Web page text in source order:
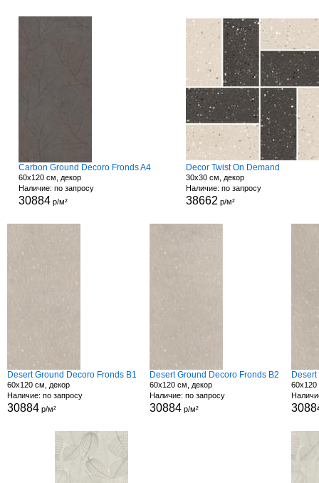
Carbon Ground Decoro Fronds A4
60x120 см, декор
Наличие: по запросу
30884 р/м²
Decor Twist On Demand
30x30 см, декор
Наличие: по запросу
38662 р/м²
Desert Ground Decoro Fronds B1
60x120 см, декор
Наличие: по запросу
30884 р/м²
Desert Ground Decoro Fronds B2
60x120 см, декор
Наличие: по запросу
30884р/м²
60x120